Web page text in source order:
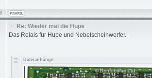
Re: Wieder mal die Hupe
Das Relais für Hupe und Nebelscheinwerfer.
Dateianhänge: